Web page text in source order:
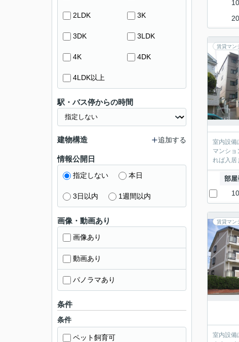
賃貸マン
室内設備
マンショ
れば入居
部屋
賃貸マン
室内設備
2LDK 3K
3DK 3LDK
4K 4DK
4LDK以上
駅・バス停からの時間
建物構造 追加する
情報公開日
指定しない 本日
3日以内 1週間以内
画像・動画あり
画像あり
動画あり
パノラマあり
条件
条件
ペット飼育可